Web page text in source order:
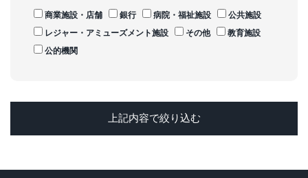
商業施設・店舗 銀行 病院・福祉施設
公共施設
レジャー・アミューズメント施設
その他
教育施設
公的機関
上記内容で絞り込む